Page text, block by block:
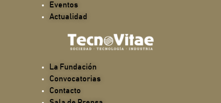
Eventos
Actualidad
La Fundación
Convocatorias
Contacto